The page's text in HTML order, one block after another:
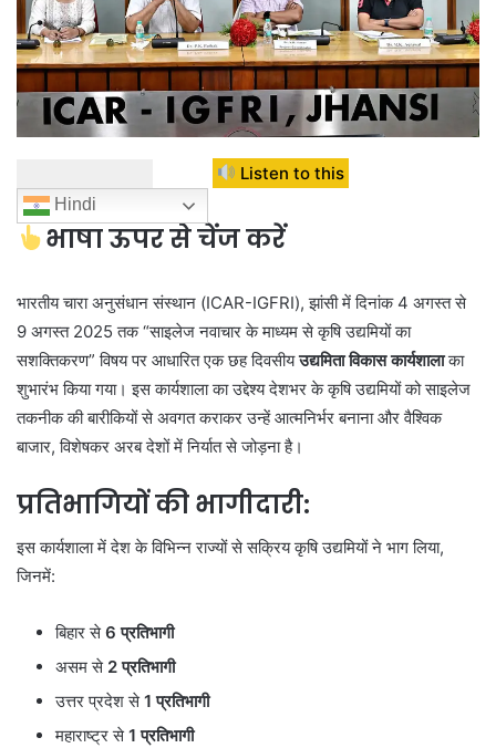
Listen to this
Hindi
भाषा ऊपर से चेंज करें
भारतीय चारा अनुसंधान संस्थान (ICAR-IGFRI), झांसी में दिनांक 4 अगस्त से
9 अगस्त 2025 तक “साइलेज नवाचार के माध्यम से कृषि उद्यमियों का
सशक्तिकरण” विषय पर आधारित एक छह दिवसीयउद्यमिता विकास कार्यशालाका
शुभारंभ किया गया। इस कार्यशाला का उद्देश्य देशभर के कृषि उद्यमियों को साइलेज
तकनीक की बारीकियों से अवगत कराकर उन्हें आत्मनिर्भर बनाना और वैश्विक
बाजार, विशेषकर अरब देशों में निर्यात से जोड़ना है।
प्रतिभागियों की भागीदारी:
इस कार्यशाला में देश के विभिन्न राज्यों से सक्रिय कृषि उद्यमियों ने भाग लिया,
जिनमें:
बिहार से6 प्रतिभागी
असम से 2 प्रतिभागी
उत्तर प्रदेश से1 प्रतिभागी
महाराष्ट्र से1 प्रतिभागी